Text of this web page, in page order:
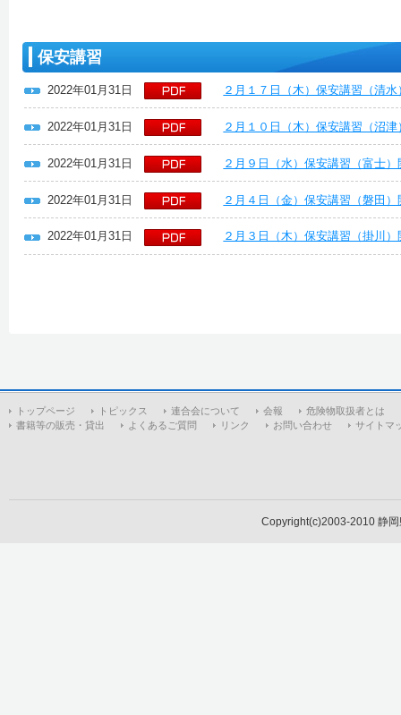
保安講習
2022年01月31日 ２月１７日（木）保安講習（清
2022年01月31日 ２月１０日（木）保安講習（沼
2022年01月31日 ２月９日（水）保安講習（富士
2022年01月31日 ２月４日（金）保安講習（磐田
2022年01月31日 ２月３日（木）保安講習（掛川
トップページ トピックス 連合会について 会報
危険物取扱者とは
書籍等の販売・貸出
よくあるご質問 リンク お問い合わせ サイトマ
Copyright(c)2003-2010 静